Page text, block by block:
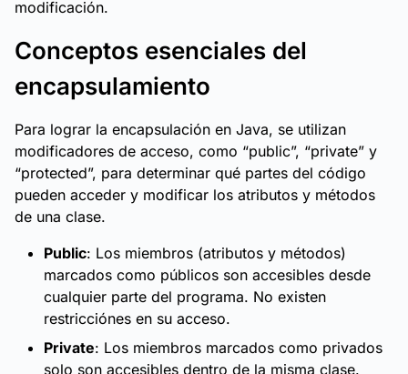
modificación.
Conceptos esenciales del
encapsulamiento
Para lograr la encapsulación en Java, se utilizan
modificadores de acceso, como “public”, “private” y
“protected”, para determinar qué partes del código
pueden acceder y modificar los atributos y métodos
de una clase.
Public: Los miembros (atributos y métodos)
marcados como públicos son accesibles desde
cualquier parte del programa. No existen
restricciónes en su acceso.
Private: Los miembros marcados como privados
solo son accesibles dentro de la misma clase.